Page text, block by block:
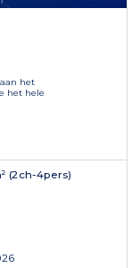
het
het hele
(2ch-4pers)